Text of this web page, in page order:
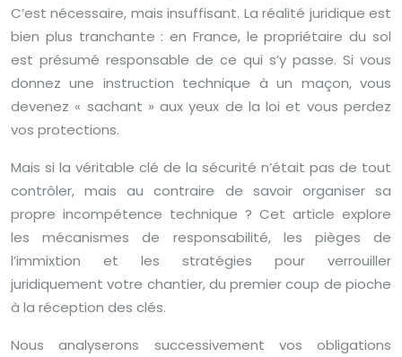
C’est nécessaire, mais insuffisant. La réalité juridique est
bien plus tranchante : en France, le propriétaire du sol
est présumé responsable de ce qui s’y passe. Si vous
donnez une instruction technique à un maçon, vous
devenez « sachant » aux yeux de la loi et vous perdez
vos protections.
Mais si la véritable clé de la sécurité n’était pas de tout
contrôler, mais au contraire de savoir organiser sa
propre incompétence technique ? Cet article explore
les mécanismes de responsabilité, les pièges de
l’immixtion et les stratégies pour verrouiller
juridiquement votre chantier, du premier coup de pioche
à la réception des clés.
Nous analyserons successivement vos obligations